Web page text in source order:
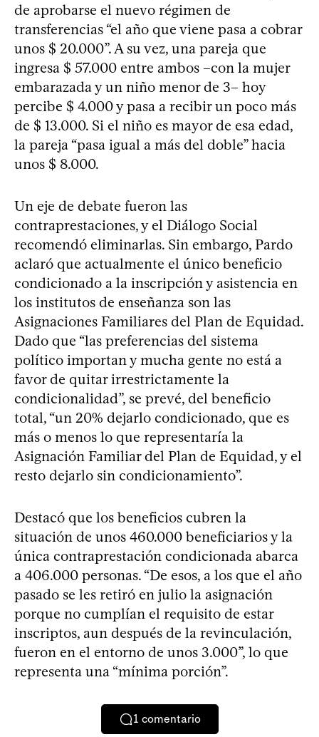
de aprobarse el nuevo régimen de
transferencias “el año que viene pasa a cobrar
unos $ 20.000”. A su vez, una pareja que
ingresa $ 57.000 entre ambos –con la mujer
embarazada y un niño menor de 3– hoy
percibe $ 4.000 y pasa a recibir un poco más
de $ 13.000. Si el niño es mayor de esa edad,
la pareja “pasa igual a más del doble” hacia
unos $ 8.000.
Un eje de debate fueron las
contraprestaciones, y el Diálogo Social
recomendó eliminarlas. Sin embargo, Pardo
aclaró que actualmente el único beneficio
condicionado a la inscripción y asistencia en
los institutos de enseñanza son las
Asignaciones Familiares del Plan de Equidad.
Dado que “las preferencias del sistema
político importan y mucha gente no está a
favor de quitar irrestrictamente la
condicionalidad”, se prevé, del beneficio
total, “un 20% dejarlo condicionado, que es
más o menos lo que representaría la
Asignación Familiar del Plan de Equidad, y el
resto dejarlo sin condicionamiento”.
Destacó que los beneficios cubren la
situación de unos 460.000 beneficiarios y la
única contraprestación condicionada abarca
a 406.000 personas. “De esos, a los que el año
pasado se les retiró en julio la asignación
porque no cumplían el requisito de estar
inscriptos, aun después de la revinculación,
fueron en el entorno de unos 3.000”, lo que
representa una “mínima porción”.
1 comentario